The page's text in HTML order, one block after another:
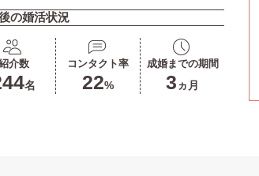
の婚活状況
介数
名
コンタクト率
22%
成婚までの期間
3 ヵ月